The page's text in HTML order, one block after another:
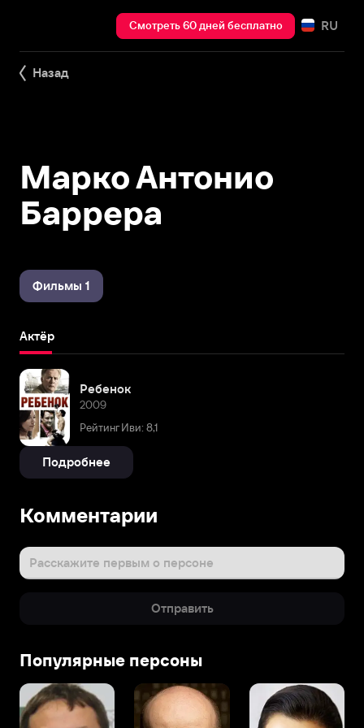
Смотреть 60 дней бесплатно RU
Назад
Марко Антонио
Баррера
Фильмы 1
Актёр
Ребенок
2009
Рейтинг Иви: 8,1
Подробнее
Комментарии
Расскажите первым о персоне
Отправить
Популярные персоны